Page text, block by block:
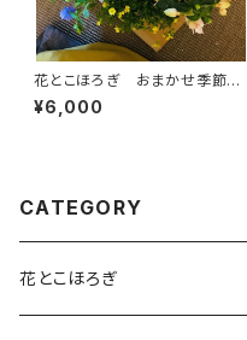
花とこほろぎ おまかせ季節の
寄せ植え【寄せ植え】
¥6,000
CATEGORY
花とこほろぎ